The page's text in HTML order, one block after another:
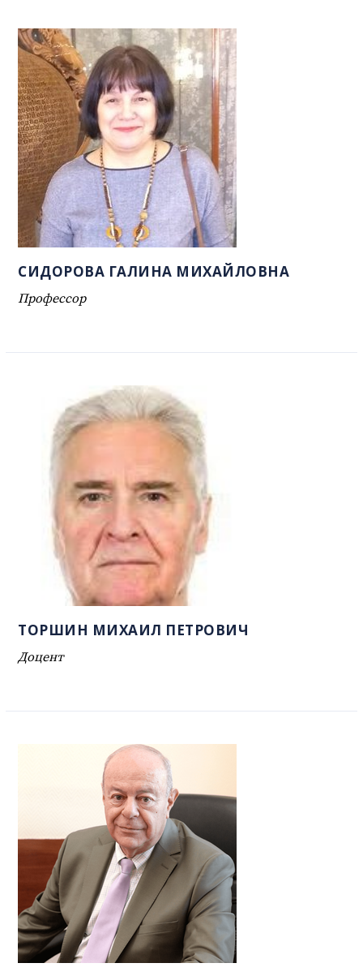
СИДОРОВА ГАЛИНА МИХАЙЛОВНА
Профессор
ТОРШИН МИХАИЛ ПЕТРОВИЧ
Доцент